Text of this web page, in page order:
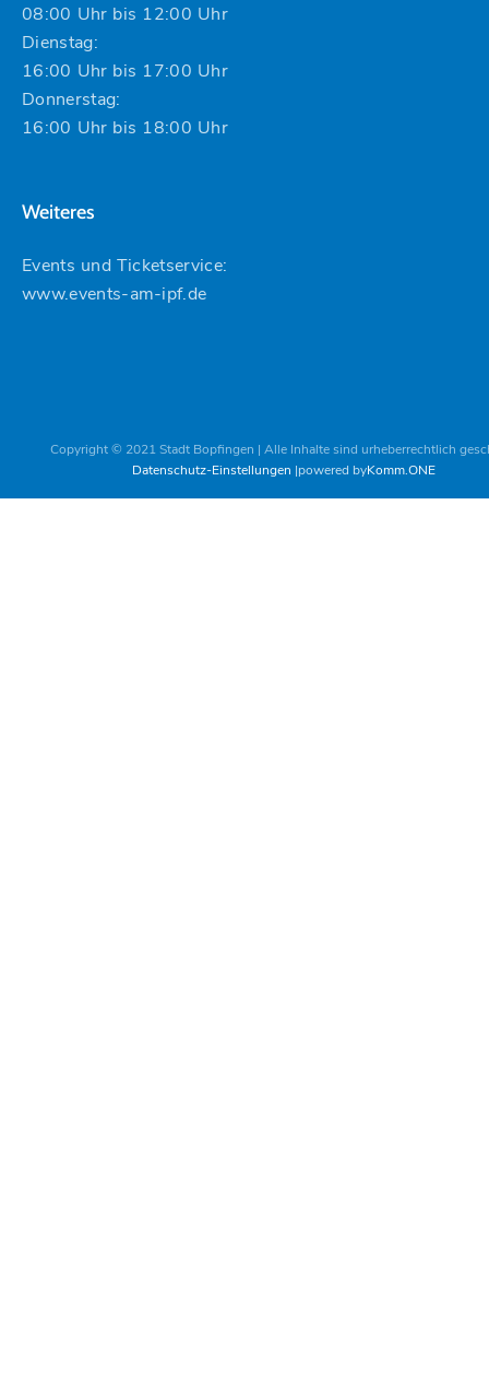
08:00 Uhr bis 12:00 Uhr
Dienstag:
16:00 Uhr bis 17:00 Uhr
Donnerstag:
16:00 Uhr bis 18:00 Uhr
Weiteres
Events und Ticketservice:
www.events-am-ipf.de
Copyright © 2021 Stadt Bopfingen | Alle Inhalte sind urheberrechtlich
Datenschutz-Einstellungen powered byKomm.ONE